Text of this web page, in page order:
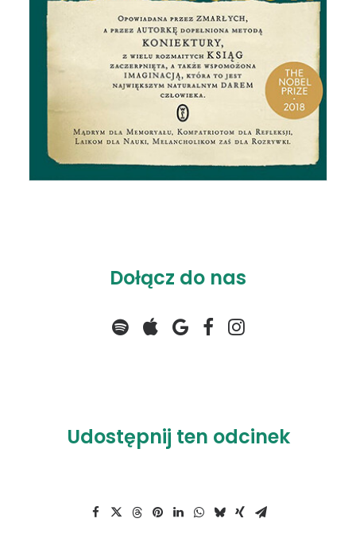
Dołącz do nas
Udostępnij ten odcinek